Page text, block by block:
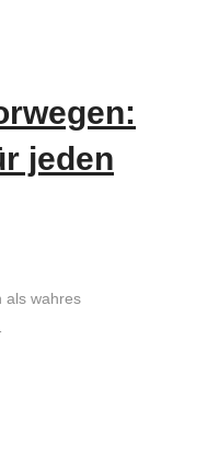
jeden
als wahres